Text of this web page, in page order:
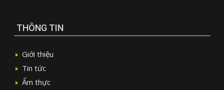
THÔNG TIN
Giới thiệu
Tin tức
Ẩm thực